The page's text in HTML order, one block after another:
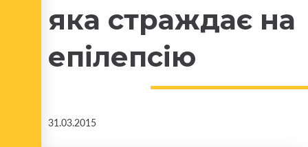
яка страждає на
епілепсію
31.03.2015